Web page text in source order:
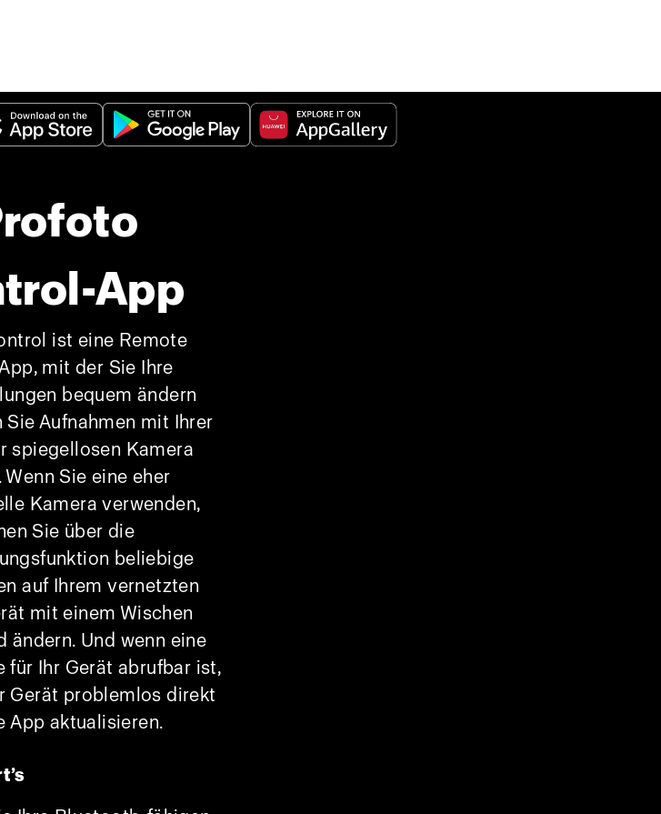
App
ist eine Remote
mit der Sie Ihre
bequem ändern
Sie Aufnahmen mit Ihrer
spiegellosen Kamera
Wenn Sie eine eher
Kamera verwenden,
Sie über die
beliebige
auf Ihrem vernetzten
mit einem Wischen
ändern. Und wenn eine
für Ihr Gerät abrufbar ist,
Gerät problemlos direkt
App aktualisieren.